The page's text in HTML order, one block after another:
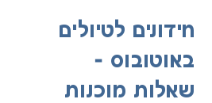
חידונים לטיולים
באוטובוס –
שאלות מוכנות